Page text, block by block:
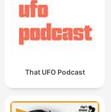
That UFO Podcast